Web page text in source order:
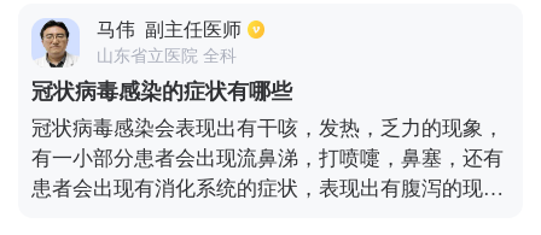
以听到湿罗音。胸片或肺部CT可显示炎症浸润影。对
于不同的致病菌，白细胞也是不同的。例如，当细菌
感应时，白细胞会增加，相应的中性粒细胞、中性粒
细胞百分比、C-反应蛋白和降钙素原也会增加。当非
典型致病菌感染时，白细胞是正常的。当病毒被感染
时，白细胞正常或低于正常水平。不同的病原菌被不
同的对待，头孢菌素和其他相关的抗生素可以用于细
马伟 副主任医师
山东省立医院 全科
冠状病毒感染的症状有哪些
冠状病毒感染会表现出有干咳，发热，乏力的现象，
有一小部分患者会出现流鼻涕，打喷嚏，鼻塞，还有
患者会出现有消化系统的症状，表现出有腹泻的现